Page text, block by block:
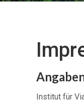
Institut für